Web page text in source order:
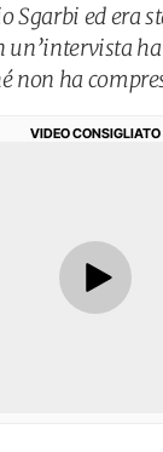
Sgarbi ed era
ha
non ha
VIDEO CONSIGLIATO